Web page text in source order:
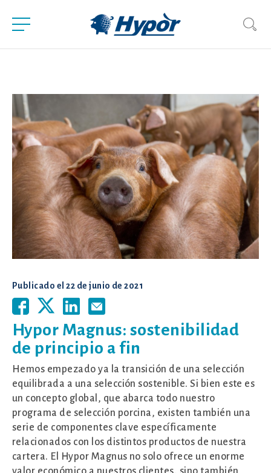
Publicado el22 de junio de 2021
Hypor Magnus: sostenibilidad
de principio a fin
Hemos empezado ya la transición de una selección
equilibrada a una selección sostenible. Si bien este es
un concepto global, que abarca todo nuestro
programa de selección porcina, existen también una
serie de componentes clave específicamente
relacionados con los distintos productos de nuestra
cartera. El Hypor Magnus no solo ofrece un enorme